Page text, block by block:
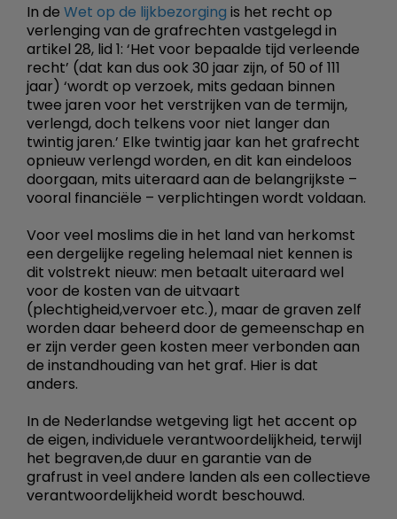
In de Wet op de lijkbezorging is het recht op
verlenging van de grafrechten vastgelegd in
artikel 28, lid 1: ‘Het voor bepaalde tijd verleende
recht’ (dat kan dus ook 30 jaar zijn, of 50 of 111
jaar) ‘wordt op verzoek, mits gedaan binnen
twee jaren voor het verstrijken van de termijn,
verlengd, doch telkens voor niet langer dan
twintig jaren.’ Elke twintig jaar kan het grafrecht
opnieuw verlengd worden, en dit kan eindeloos
doorgaan, mits uiteraard aan de belangrijkste –
vooral financiële – verplichtingen wordt voldaan.
Voor veel moslims die in het land van herkomst
een dergelijke regeling helemaal niet kennen is
dit volstrekt nieuw: men betaalt uiteraard wel
voor de kosten van de uitvaart
(plechtigheid,vervoer etc.), maar de graven zelf
worden daar beheerd door de gemeenschap en
er zijn verder geen kosten meer verbonden aan
de instandhouding van het graf. Hier is dat
anders.
In de Nederlandse wetgeving ligt het accent op
de eigen, individuele verantwoordelijkheid, terwijl
het begraven,de duur en garantie van de
grafrust in veel andere landen als een collectieve
verantwoordelijkheid wordt beschouwd.